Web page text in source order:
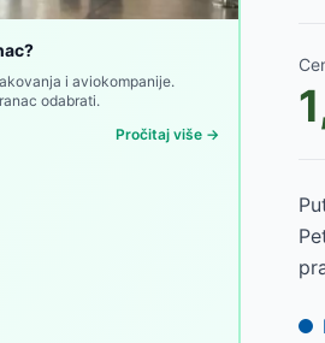
53727-3750RSD
53728
53728-4299RSD
i aviokompanije.
odabrati.
Pročitaj više →